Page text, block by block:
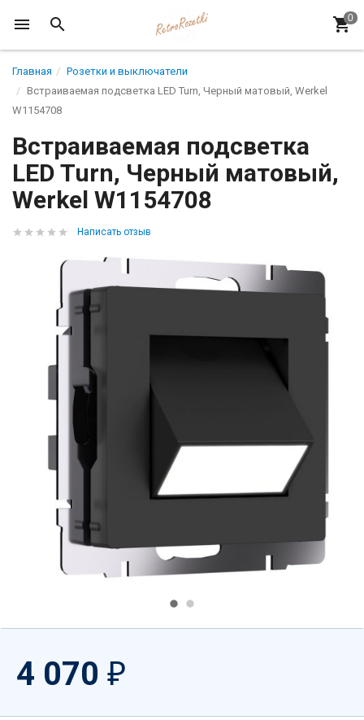
Главная
Розетки и выключатели
Встраиваемая подсветка LED Turn, Черный матовый, Werkel
W1154708
Встраиваемая подсветка
LED Turn, Черный матовый,
Werkel W1154708
Написать отзыв
4 070 ₽